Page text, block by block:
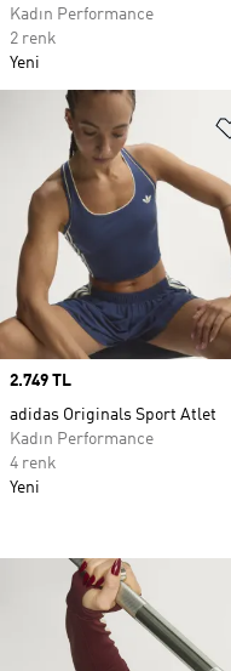
Kadın Performance
2 renk
Yeni
Price
2.749 TL
adidas Originals Sport Atlet
Kadın Performance
4 renk
Yeni